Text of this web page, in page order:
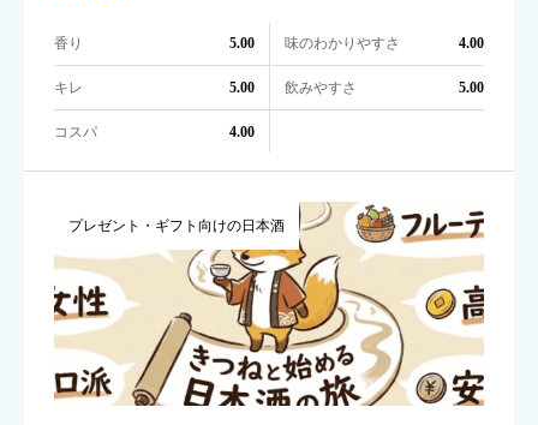
香り 5.00 味のわかりやすさ 4.00
キレ 5.00 飲みやすさ 5.00
コスパ 4.00
プレゼント・ギフト向けの日本酒